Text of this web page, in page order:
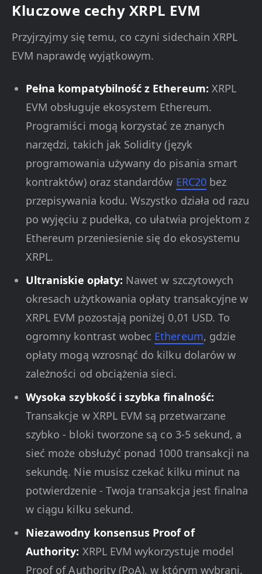
Kluczowe cechy XRPL EVM
Przyjrzyjmy się temu, co czyni sidechain XRPL
EVM naprawdę wyjątkowym.
Pełna kompatybilność z Ethereum: XRPL
EVM obsługuje ekosystem Ethereum.
Programiści mogą korzystać ze znanych
narzędzi, takich jak Solidity (język
programowania używany do pisania smart
kontraktów) oraz standardów ERC20bez
przepisywania kodu. Wszystko działa od razu
po wyjęciu z pudełka, co ułatwia projektom z
Ethereum przeniesienie się do ekosystemu
XRPL.
Ultraniskie opłaty: Nawet w szczytowych
okresach użytkowania opłaty transakcyjne w
XRPL EVM pozostają poniżej 0,01 USD. To
ogromny kontrast wobec Ethereum, gdzie
opłaty mogą wzrosnąć do kilku dolarów w
zależności od obciążenia sieci.
Wysoka szybkość i szybka finalność:
Transakcje w XRPL EVM są przetwarzane
szybko - bloki tworzone są co 3-5 sekund, a
sieć może obsłużyć ponad 1000 transakcji na
sekundę. Nie musisz czekać kilku minut na
potwierdzenie - Twoja transakcja jest finalna
w ciągu kilku sekund.
Niezawodny konsensus Proof of
Authority: XRPL EVM wykorzystuje model
Proof of Authority (PoA), w którym wybrani,